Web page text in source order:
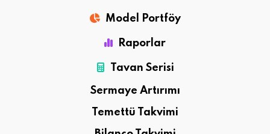
Model Portföy
Raporlar
Tavan Serisi
Sermaye Artırımı
Temettü Takvimi